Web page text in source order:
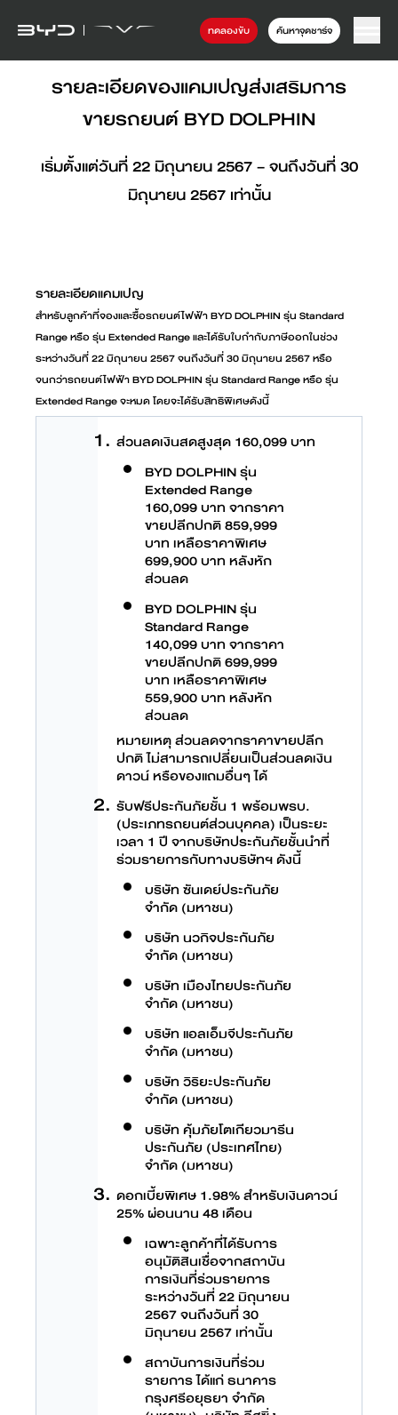
ทดลองขับ ค้นหาจุดชาร์จ
รายละเอียดของแคมเปญส่งเสริมการ
ขายรถยนต์ BYD DOLPHIN
เริ่มตั้งแต่วันที่ 22 มิถุนายน 2567 – จนถึงวันที่ 30
มิถุนายน 2567 เท่านั้น
รายละเอียดแคมเปญ
สำหรับลูกค้าที่จองและซื้อรถยนต์ไฟฟ้า BYD DOLPHIN รุ่น Standard
Range หรือ รุ่น Extended Range และได้รับใบกำกับภาษีออกในช่วง
ระหว่างวันที่ 22 มิถุนายน 2567 จนถึงวันที่ 30 มิถุนายน 2567 หรือ
จนกว่ารถยนต์ไฟฟ้า BYD DOLPHIN รุ่น Standard Range หรือ รุ่น
Extended Range จะหมด โดยจะได้รับสิทธิพิเศษดังนี้
ส่วนลดเงินสดสูงสุด 160,099 บาท
BYD DOLPHIN รุ่น
Extended Range
160,099 บาท จากราคา
ขายปลีกปกติ 859,999
บาท เหลือราคาพิเศษ
699,900 บาท หลังหัก
ส่วนลด
BYD DOLPHIN รุ่น
Standard Range
140,099 บาท จากราคา
ขายปลีกปกติ 699,999
บาท เหลือราคาพิเศษ
559,900 บาท หลังหัก
ส่วนลด
หมายเหตุ ส่วนลดจากราคาขายปลีก
ปกติ ไม่สามารถเปลี่ยนเป็นส่วนลดเงิน
ดาวน์ หรือของแถมอื่นๆ ได้
รับฟรีประกันภัยชั้น 1 พร้อมพรบ.
(ประเภทรถยนต์ส่วนบุคคล) เป็นระยะ
เวลา 1 ปี จากบริษัทประกันภัยชั้นนำที่
ร่วมรายการกับทางบริษัทฯ ดังนี้
บริษัท ซันเดย์ประกันภัย
จำกัด (มหาชน)
บริษัท นวกิจประกันภัย
จำกัด (มหาชน)
บริษัท เมืองไทยประกันภัย
จำกัด (มหาชน)
บริษัท แอลเอ็มจีประกันภัย
จำกัด (มหาชน)
บริษัท วิริยะประกันภัย
จำกัด (มหาชน)
บริษัท คุ้มภัยโตเกียวมารีน
ประกันภัย (ประเทศไทย)
จำกัด (มหาชน)
ดอกเบี้ยพิเศษ 1.98% สำหรับเงินดาวน์
25% ผ่อนนาน 48 เดือน
เฉพาะลูกค้าที่ได้รับการ
อนุมัติสินเชื่อจากสถาบัน
การเงินที่ร่วมรายการ
ระหว่างวันที่ 22 มิถุนายน
2567 จนถึงวันที่ 30
มิถุนายน 2567 เท่านั้น
สถาบันการเงินที่ร่วม
รายการ ได้แก่ ธนาคาร
กรุงศรีอยุธยา จำกัด